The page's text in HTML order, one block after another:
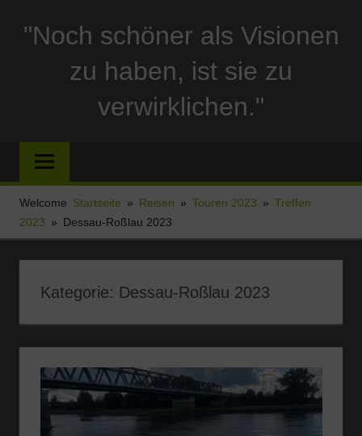
Inhalt"Noch schöner als Visionen
zu haben, ist sie zu
verwirklichen."
und
Stellplatzberichte
und
alles
Sonstige
rund
und
Wohnmobil
Welcome Startseite Reisen Touren 2023
Treffen
2023
Dessau-Roßlau 2023
Kategorie: Dessau-Roßlau 2023